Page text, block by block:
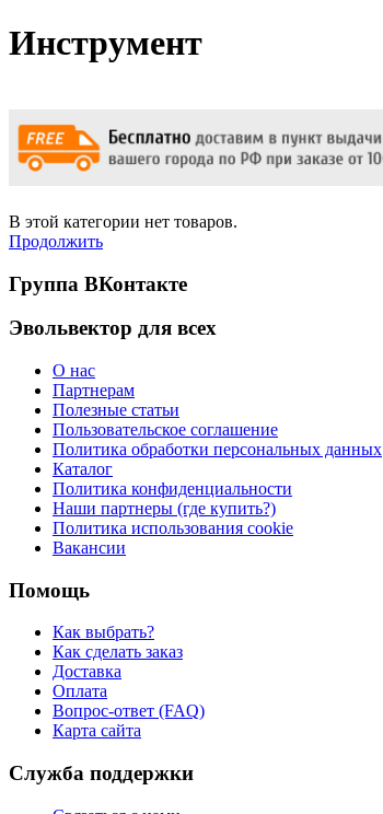
Инструмент
В этой категории нет товаров.
Продолжить
Группа ВКонтакте
Эвольвектор для всех
О нас
Партнерам
Полезные статьи
Пользовательское соглашение
Политика обработки персональных данных
Каталог
Политика конфиденциальности
Наши партнеры (где купить?)
Политика использования cookie
Вакансии
Помощь
Как выбрать?
Как сделать заказ
Доставка
Оплата
Вопрос-ответ (FAQ)
Карта сайта
Служба поддержки